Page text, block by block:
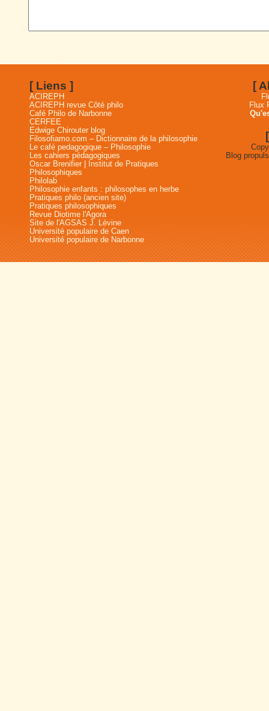
[ Liens ]
ACIREPH
ACIREPH revue Côté philo
Café Philo de Narbonne
CERFEE
Edwige Chirouter blog
Filosofiamo.com – Dictionnaire de la philosophie
Le café pedagogique – Philosophie
Les cahiers pédagogiques
Oscar Brenifier | Institut de Pratiques
Philosophiques
Philolab
Philosophie enfants : philosophes en herbe
Pratiques philo (ancien site)
Pratiques philosophiques
Revue Diotime l'Agora
Site de l'AGSAS J. Lévine
Université populaire de Caen
Université populaire de Narbonne
[
Flux
Blog